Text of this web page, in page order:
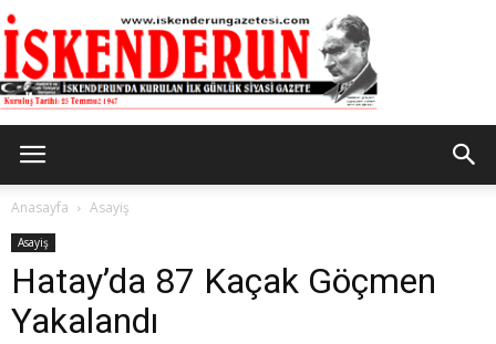
Gazetesi
Anasayfa Asayiş
Asayiş
Hatay’da 87 Kaçak Göçmen
Yakalandı